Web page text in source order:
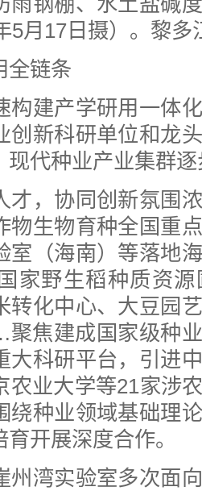
5月17日摄）。黎
全链条
构建产学研用一体
创新科研单位和龙
现代种业产业集群
才，协同创新氛围
物生物育种全国重
室（海南）等落地
家野生稻种质资
转化中心、大豆园
焦建成国家级种
大科研平台，引进
农业大学等21家涉
绕种业领域基础理
开展深度合作。
州湾实验室多次面